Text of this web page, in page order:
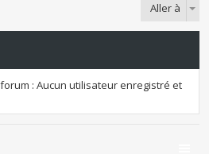
Aller à
: Aucun utilisateur enregistré et